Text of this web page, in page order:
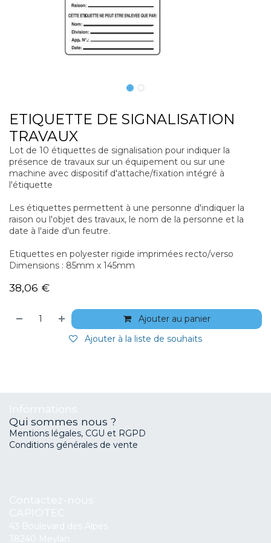
ETIQUETTE DE SIGNALISATION
TRAVAUX
Lot de 10 étiquettes de signalisation pour indiquer la
présence de travaux sur un équipement ou sur une
machine avec dispositif d'attache/fixation intégré à
l'étiquette
Les étiquettes permettent à une personne d'indiquer la
raison ou l'objet des travaux, le nom de la personne et la
date à l'aide d'un feutre.
Etiquettes en polyester rigide imprimées recto/verso
Dimensions : 85mm x 145mm
38,06 €
Ajouter au panier
Ajouter à la liste de souhaits
Qui sommes nous ?
Mentions légales, CGU et RGPD
Conditions générales de vente